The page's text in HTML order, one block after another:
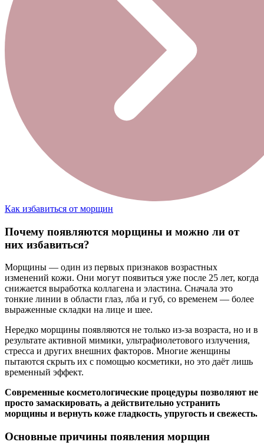
Как избавиться от морщин
Почему появляются морщины и можно ли от
них избавиться?
Морщины — один из первых признаков возрастных
изменений кожи. Они могут появиться уже после 25 лет, когда
снижается выработка коллагена и эластина. Сначала это
тонкие линии в области глаз, лба и губ, со временем — более
выраженные складки на лице и шее.
Нередко морщины появляются не только из-за возраста, но и в
результате активной мимики, ультрафиолетового излучения,
стресса и других внешних факторов. Многие женщины
пытаются скрыть их с помощью косметики, но это даёт лишь
временный эффект.
Современные косметологические процедуры позволяют не
просто замаскировать, а действительно устранить
морщины и вернуть коже гладкость, упругость и свежесть.
Основные причины появления морщин